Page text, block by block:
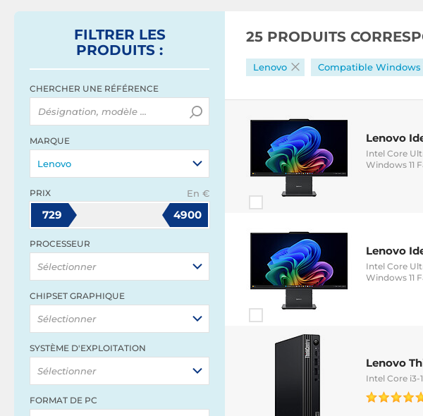
FILTRER LES
PRODUITS :
CHERCHER UNE RÉFÉRENCE
MARQUE
Lenovo
PRIX En €
729 4900
PROCESSEUR
Sélectionner
CHIPSET GRAPHIQUE
Sélectionner
SYSTÈME D'EXPLOITATION
Sélectionner
FORMAT DE PC
25 PRODUITS
Lenovo Compatible Windows
Lenovo
Intel Core
Windows 11
Lenovo
Intel Core
Windows 11
Lenovo
Intel Core i3-